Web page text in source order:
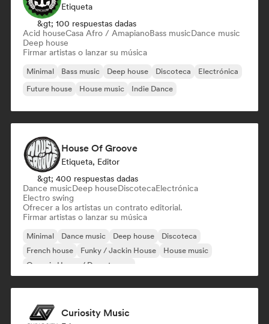
Etiqueta
&gt; 100 respuestas dadas
Acid houseCasa Afro / AmapianoBass musicDance music
Deep house
Firmar artistas o lanzar su música
Minimal Bass music Deep house Discoteca
Electrónica
Future house
House music Indie Dance
House Of Groove
Etiqueta, Editor
&gt; 400 respuestas dadas
Dance musicDeep houseDiscotecaElectrónica
Electro swing
Ofrecer a los artistas un contrato editorial.
Firmar artistas o lanzar su música
Minimal Dance music Deep house
Discoteca
French house
Funky / Jackin House
House music
Organic House / Downtempo
Curiosity Music